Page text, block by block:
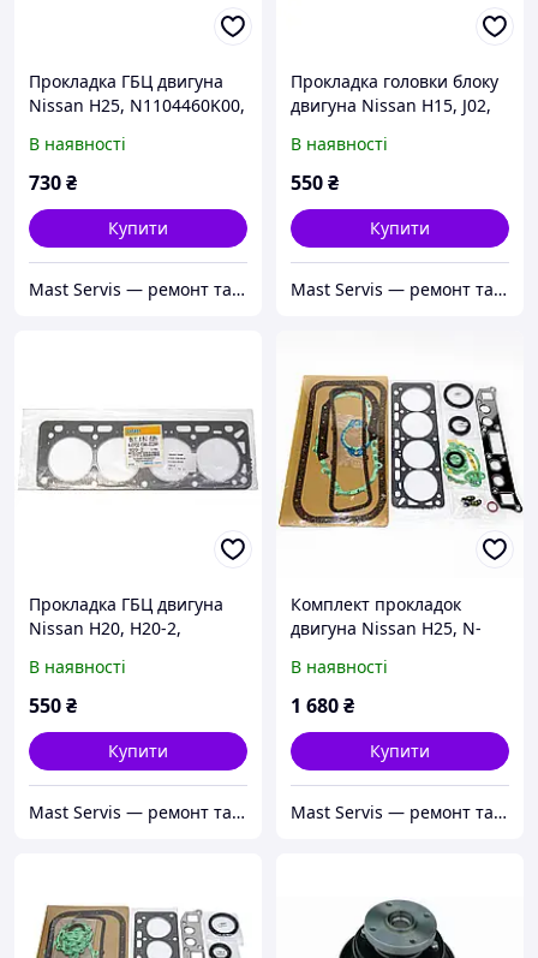
Прокладка ГБЦ двигуна
Nissan H25, N1104460K00,
AEF02105A0024A
В наявності
730₴
Купити
Mast Servis — ремонт та запчастини до навантажувачів
Прокладка головки блоку
двигуна Nissan H15, J02,
N1104455K00,
AEF02102A0024A
В наявності
550₴
Купити
Mast Servis — ремонт та запчастини до навантажувачів
Прокладка ГБЦ двигуна
Nissan H20, H20-2,
50K00, AEF02104A0024A
В наявності
550₴
Купити
Mast Servis — ремонт та запчастини до навантажувачів
Комплект прокладок
двигуна Nissan H25, N-
N1010150K25,
AEF01155A0024A
В наявності
1 680₴
Купити
Mast Servis — ремонт та запчастини до навантажувачів